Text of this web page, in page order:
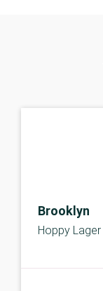
Brooklyn
Hoppy Lager